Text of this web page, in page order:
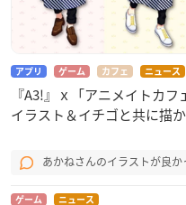
アプリ ゲーム カフェ ニュース
『A3!』ｘ「アニメイトカ
イラスト＆イチゴと共に描
あかねさんのイラストが良
ゲーム ニュース